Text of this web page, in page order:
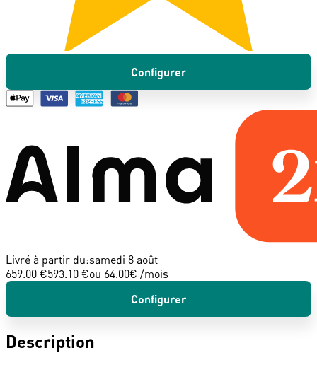
Configurer
Livré à partir du:samedi 8 août
659.00 €593.10 €ou 64.00€ /mois
Configurer
Description